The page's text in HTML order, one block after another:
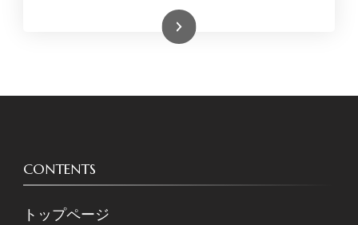
続きを読む
CONTENTS
トップページ